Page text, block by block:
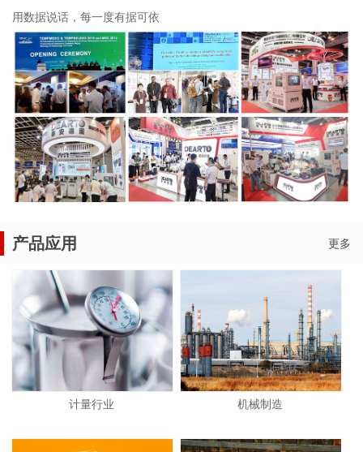
用数据说话，每一度有据可依
产品应用 更多
计量行业 机械制造